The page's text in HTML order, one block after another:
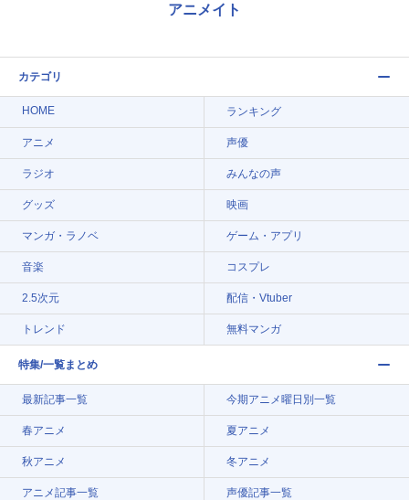
アニメイト
カテゴリ
HOME ランキング
アニメ 声優
ラジオ みんなの声
グッズ 映画
マンガ・ラノベ ゲーム・アプリ
音楽 コスプレ
2.5次元 配信・Vtuber
トレンド 無料マンガ
特集/一覧まとめ
最新記事一覧 今期アニメ曜日別一覧
春アニメ 夏アニメ
秋アニメ 冬アニメ
アニメ記事一覧 声優記事一覧